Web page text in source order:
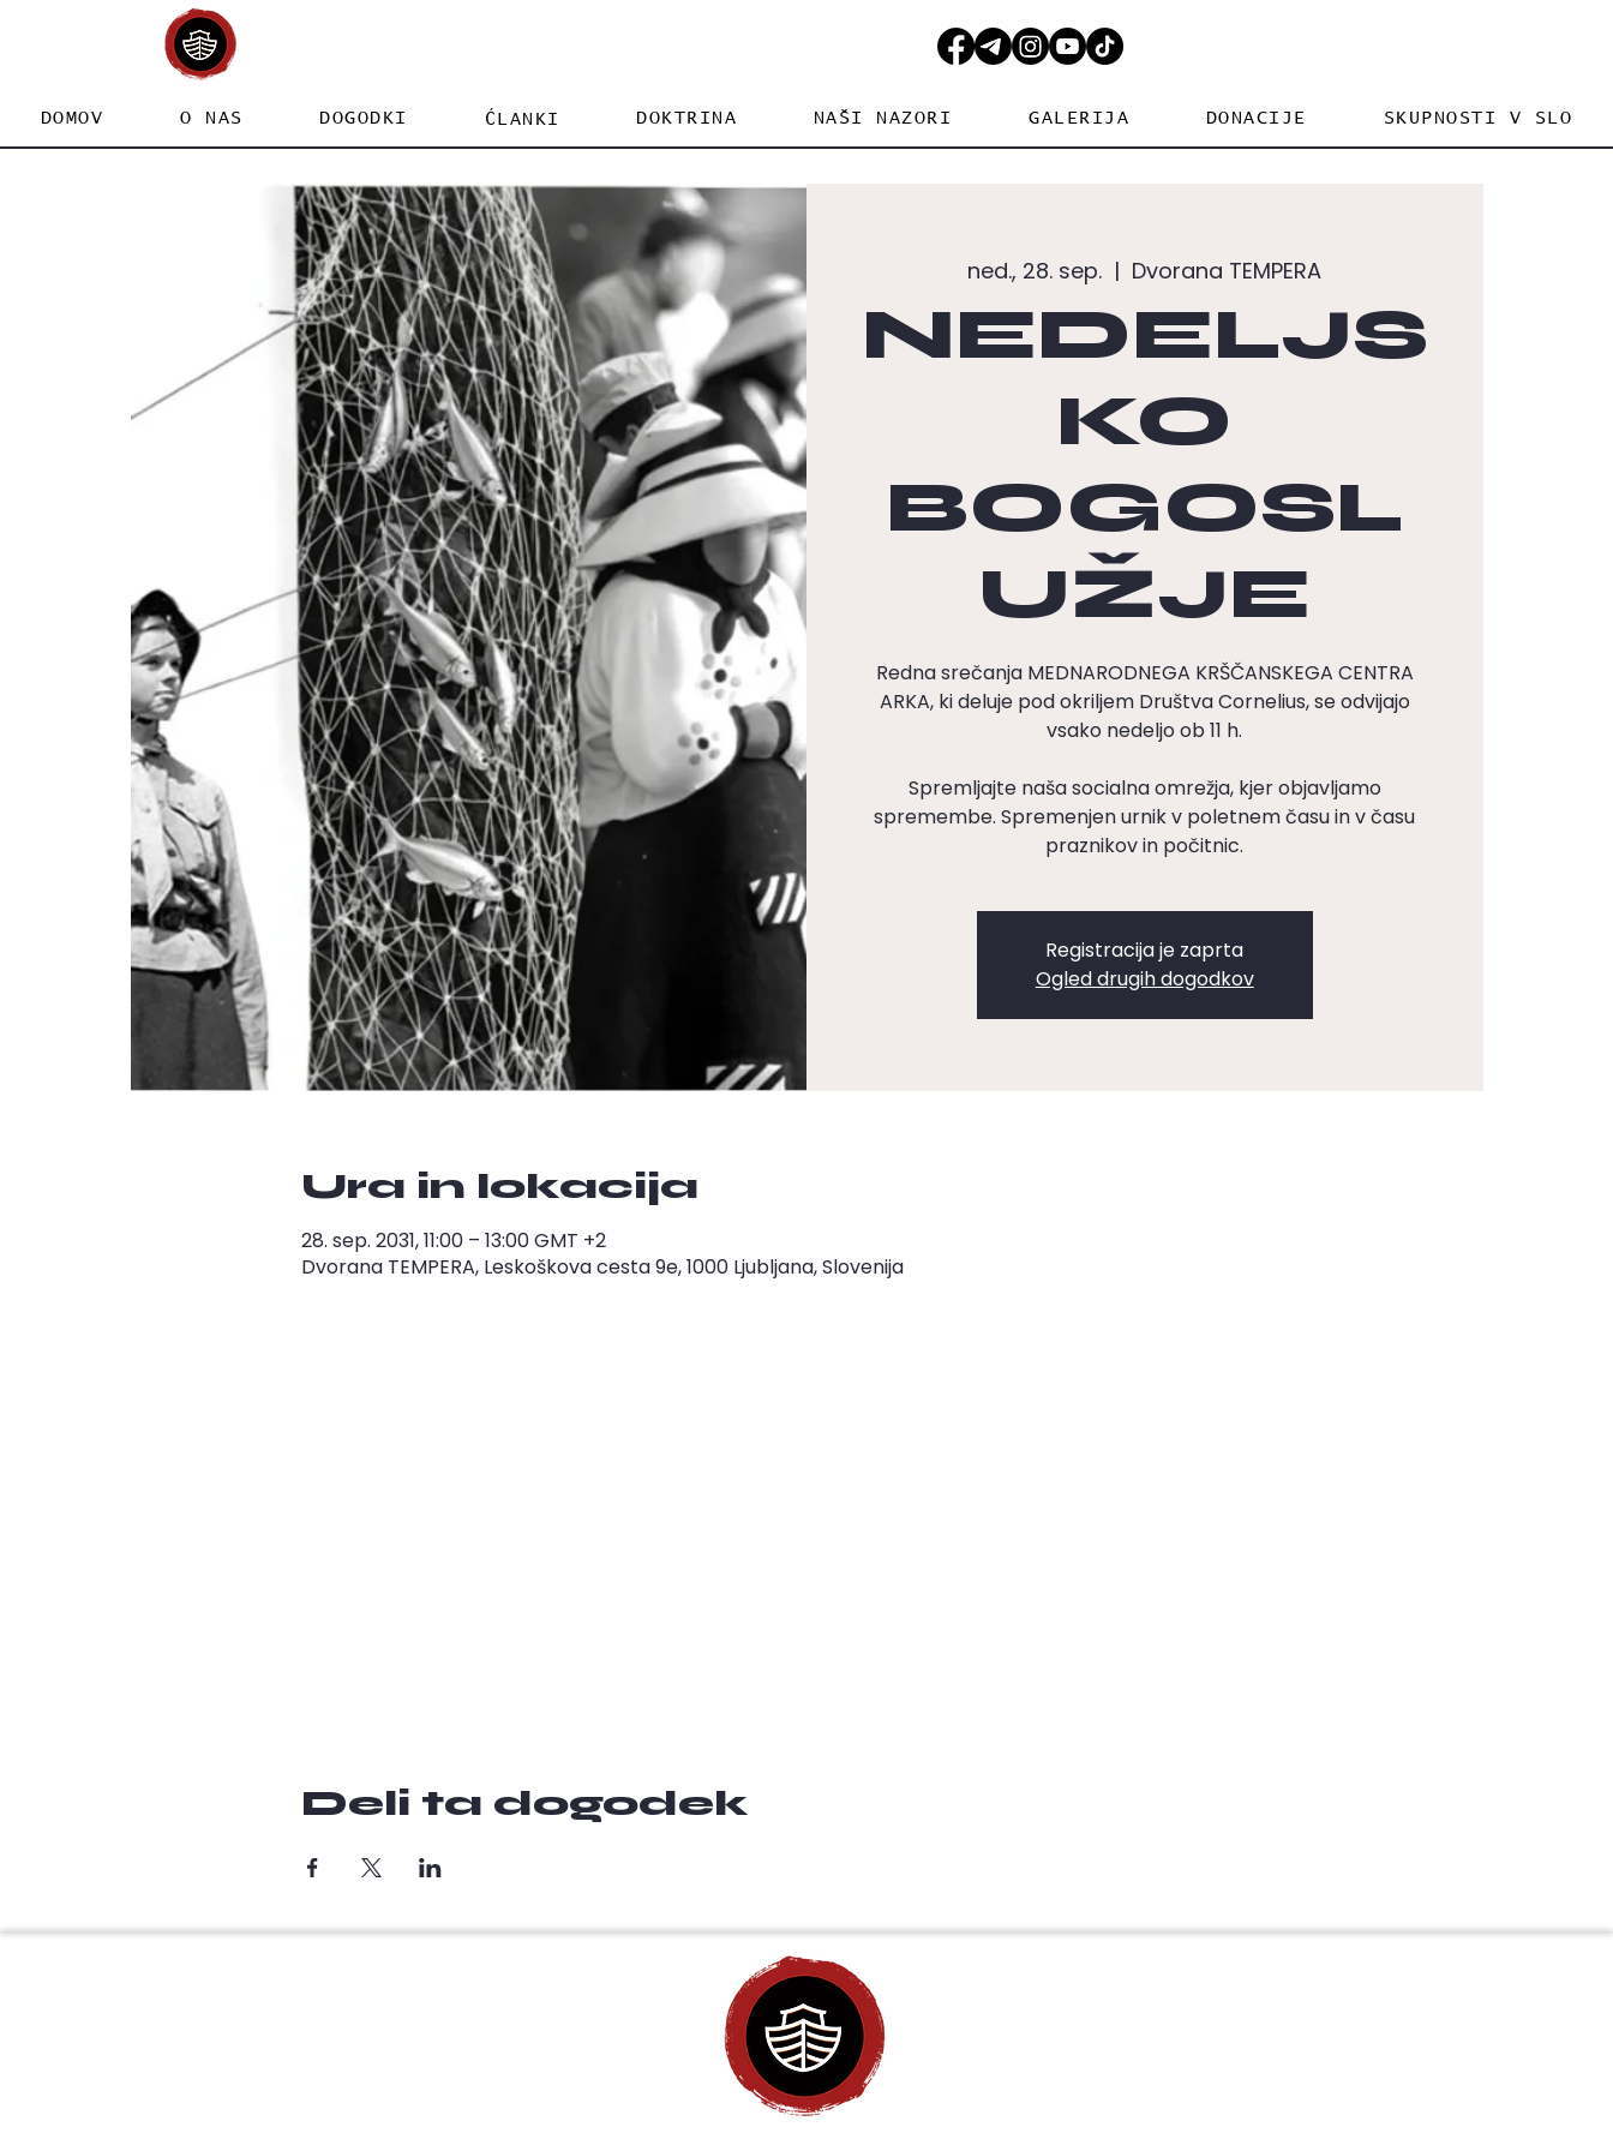
DOMOV O NAS DOGODKI ĆLANKI DOKTRINA NAŠI NAZORI GALERIJA DONACIJE SKUPNOSTI V SLO
ned., 28. sep.
  |
Dvorana TEMPERA
NEDELJS
KO
BOGOSL
UŽJE
Redna srečanja MEDNARODNEGA KRŠČANSKEGA CENTRA
ARKA, ki deluje pod okriljem Društva Cornelius, se odvijajo
vsako nedeljo ob 11 h.
Spremljajte naša socialna omrežja, kjer objavljamo
spremembe. Spremenjen urnik v poletnem času in v času
praznikov in počitnic.
Registracija je zaprta
Ogled drugih dogodkov
Ura in lokacija
28. sep. 2031, 11:00 – 13:00 GMT +2
Dvorana TEMPERA, Leskoškova cesta 9e, 1000 Ljubljana, Slovenija
Deli ta dogodek